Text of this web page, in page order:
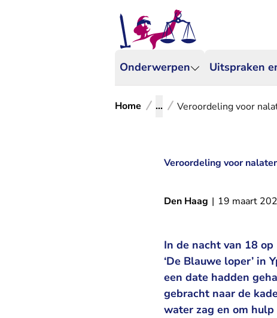
Onderwerpen Uitspraken
Home ... Veroordeling voor
Veroordeling voor
Den Haag | 19 maart
In de nacht van 18
‘De Blauwe loper’ in
een date hadden
gebracht naar de
water zag en om